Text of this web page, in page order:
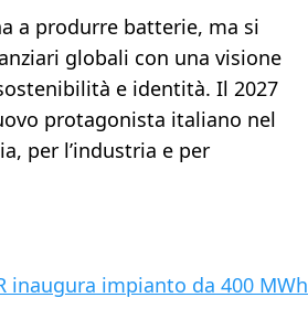
a produrre batterie, ma si
globali con una visione
e identità. Il 2027
protagonista italiano nel
per l’industria e per
inaugura impianto da 400 MWh